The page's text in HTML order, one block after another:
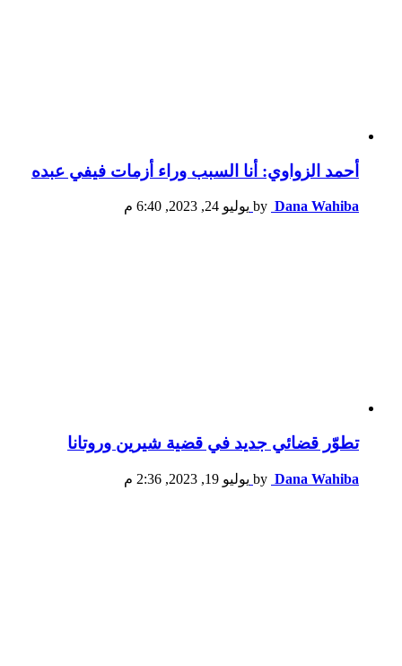
أحمد الزواوي: أنا السبب وراء أزمات فيفي عبده
by Dana Wahiba يوليو 24, 2023, 6:40 م
تطوّر قضائي جديد في قضية شيرين وروتانا
by Dana Wahiba يوليو 19, 2023, 2:36 م